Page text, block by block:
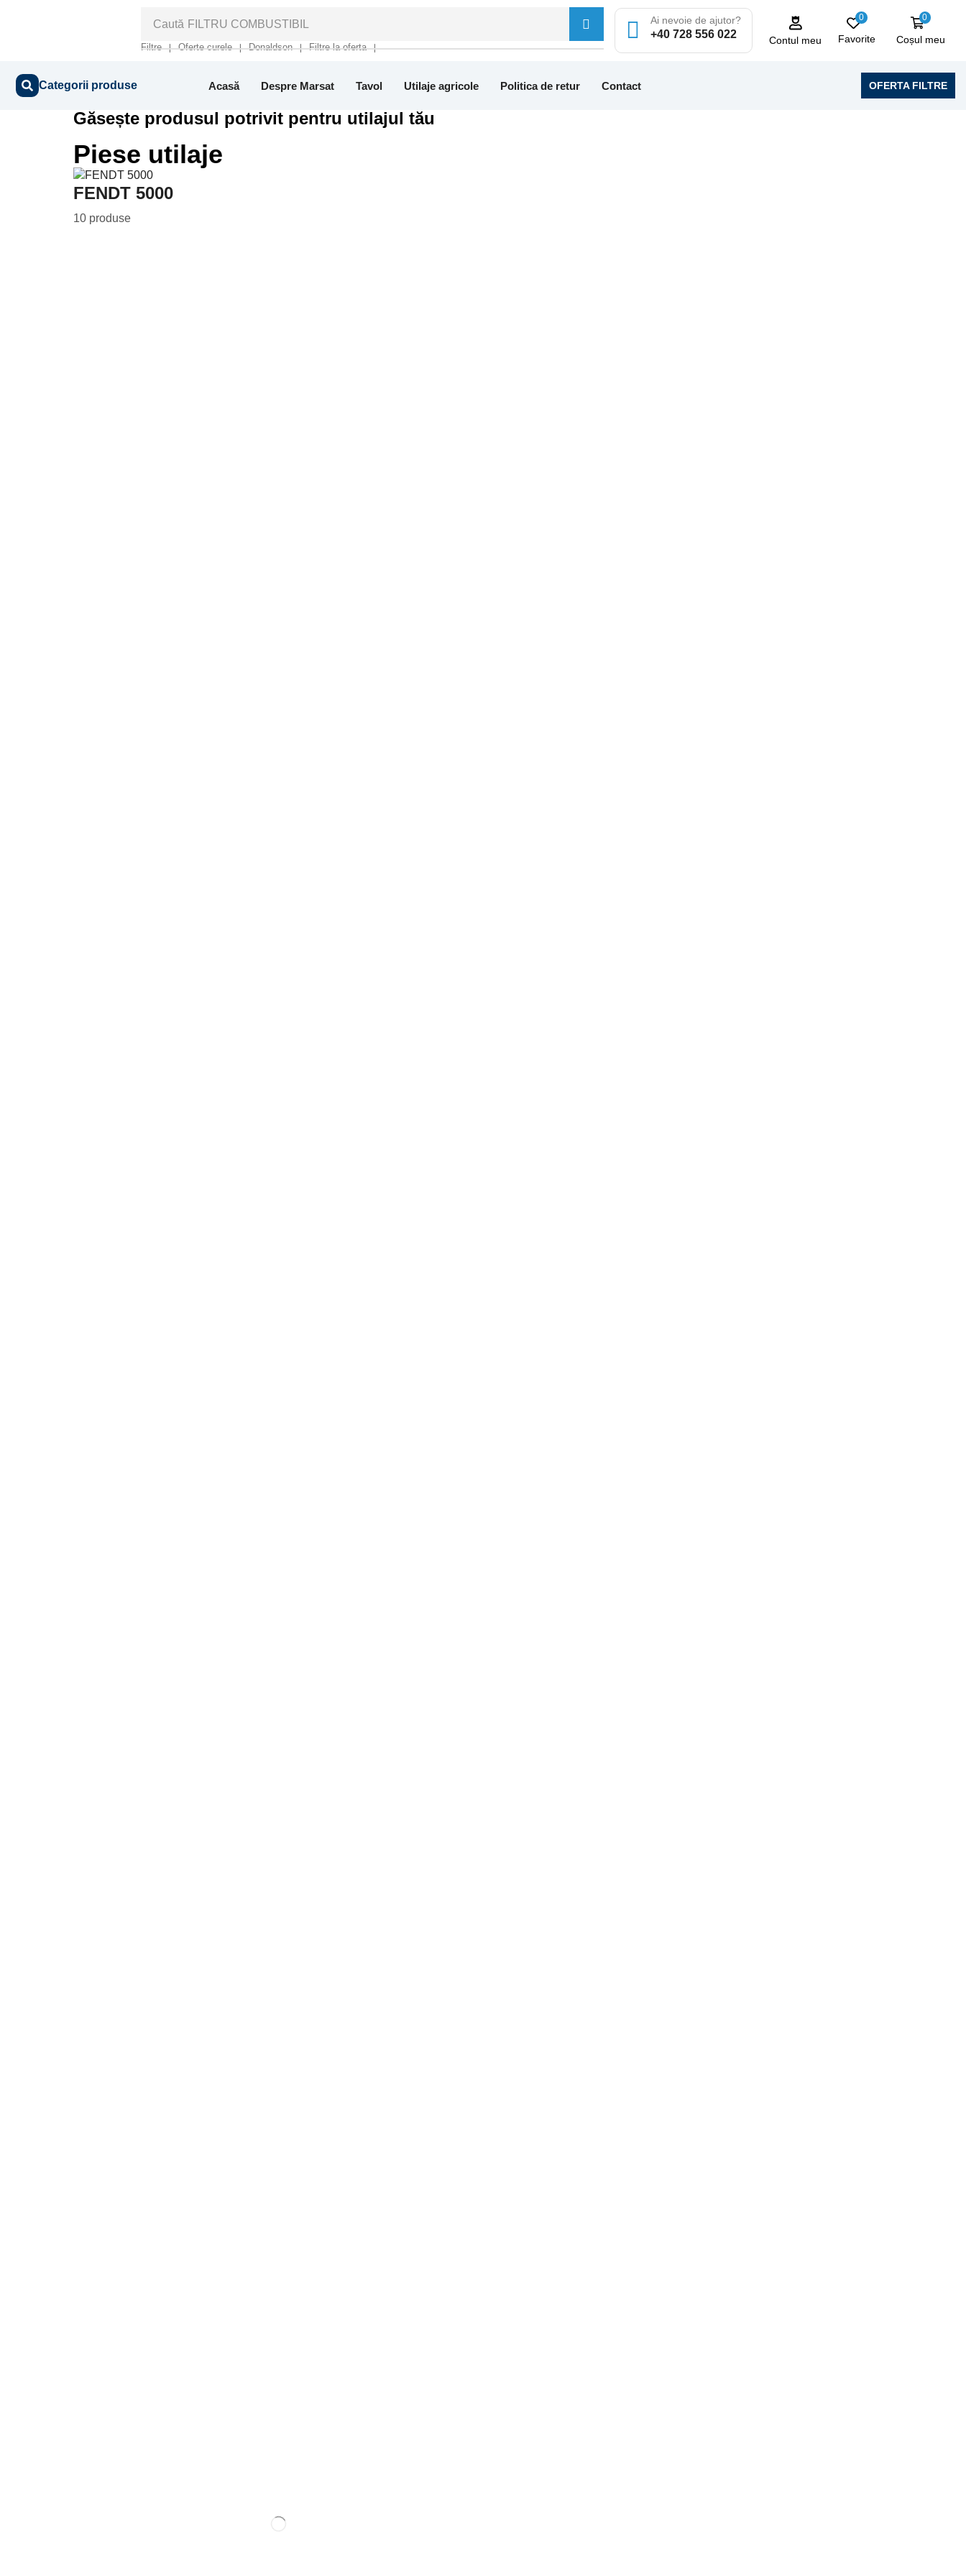
Caută FILTRU COMBUSTIBIL
Filtre ❘ Oferte curele ❘ Donaldson ❘ Filtre la oferta ❘
Ai nevoie de ajutor?
+40 728 556 022
Contul meu
0
Favorite
0
Coșul meu
Categorii produse Acasă Despre Marsat Tavol Utilaje agricole Politica de retur Contact OFERTA FILTRE
Găsește produsul potrivit pentru utilajul tău
Piese utilaje
FENDT 5000
10 produse